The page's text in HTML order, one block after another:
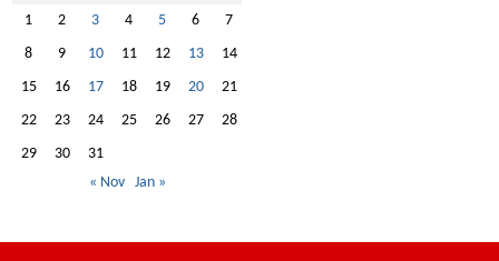
1 2 3 4 5 6
7
8
9 10 11 12 13
14
15
16 17 18 19 20
21
22
23 24 25 26 27
28
29
30
31
« Nov
Jan »